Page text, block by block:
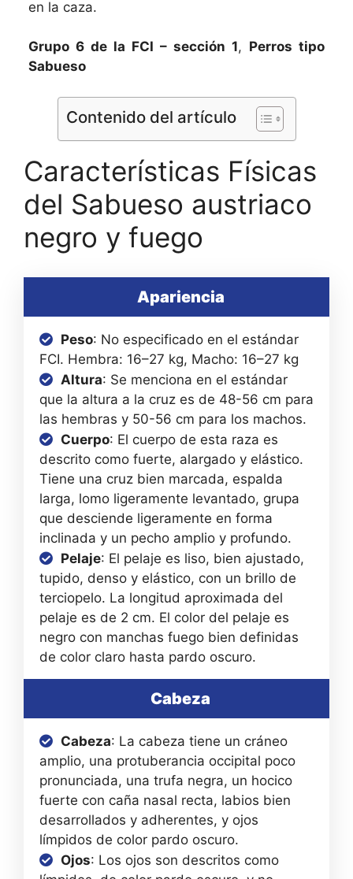
en la caza.
Grupo 6 de la FCI – sección 1, Perros tipo
Sabueso
Contenido del artículo
Características Físicas
del Sabueso austriaco
negro y fuego
Apariencia
Peso: No especificado en el estándar
FCI. Hembra: 16–27 kg, Macho: 16–27 kg
Altura: Se menciona en el estándar
que la altura a la cruz es de 48-56 cm para
las hembras y 50-56 cm para los machos.
Cuerpo: El cuerpo de esta raza es
descrito como fuerte, alargado y elástico.
Tiene una cruz bien marcada, espalda
larga, lomo ligeramente levantado, grupa
que desciende ligeramente en forma
inclinada y un pecho amplio y profundo.
Pelaje: El pelaje es liso, bien ajustado,
tupido, denso y elástico, con un brillo de
terciopelo. La longitud aproximada del
pelaje es de 2 cm. El color del pelaje es
negro con manchas fuego bien definidas
de color claro hasta pardo oscuro.
Cabeza
Cabeza: La cabeza tiene un cráneo
amplio, una protuberancia occipital poco
pronunciada, una trufa negra, un hocico
fuerte con caña nasal recta, labios bien
desarrollados y adherentes, y ojos
límpidos de color pardo oscuro.
Ojos: Los ojos son descritos como